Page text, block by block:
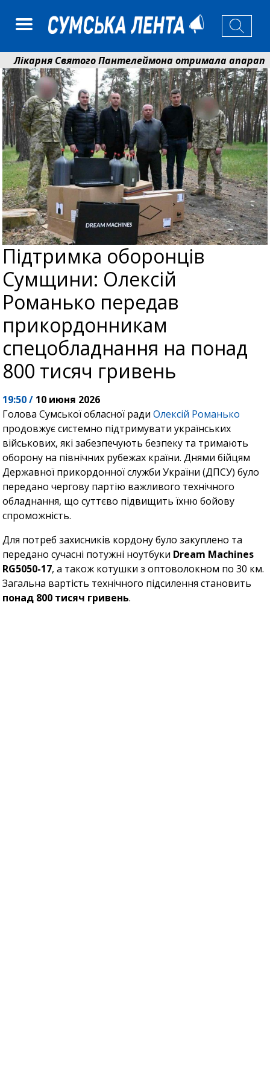
Святого Пантелеймона отримала апарат УЗД
Кобзар вручив родинам 20 полеглих Героїв
Підтримка оборонців
Сумщини: Олексій
Романько передав
прикордонникам
спецобладнання на понад
800 тисяч гривень
19:50 / 10 июня 2026
Голова Сумської обласної радиОлексій Романько
продовжує системно підтримувати українських
військових, які забезпечують безпеку та тримають
оборону на північних рубежах країни. Днями бійцям
Державної прикордонної служби України (ДПСУ) було
передано чергову партію важливого технічного
обладнання, що суттєво підвищить їхню бойову
спроможність.
Для потреб захисників кордону було закуплено та
передано сучасні потужні ноутбуки Dream Machines
RG5050-17, а також котушки з оптоволокном по 30 км.
Загальна вартість технічного підсилення становить
понад 800 тисяч гривень.